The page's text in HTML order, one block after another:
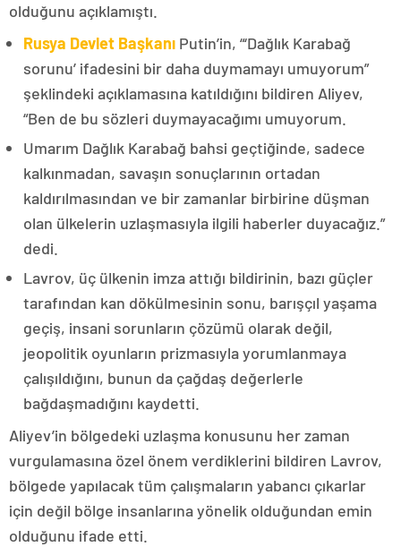
olduğunu açıklamıştı.
Rusya Devlet Başkanı Putin’in, “‘Dağlık Karabağ
sorunu’ ifadesini bir daha duymamayı umuyorum”
şeklindeki açıklamasına katıldığını bildiren Aliyev,
“Ben de bu sözleri duymayacağımı umuyorum.
Umarım Dağlık Karabağ bahsi geçtiğinde, sadece
kalkınmadan, savaşın sonuçlarının ortadan
kaldırılmasından ve bir zamanlar birbirine düşman
olan ülkelerin uzlaşmasıyla ilgili haberler duyacağız.”
dedi.
Lavrov, üç ülkenin imza attığı bildirinin, bazı güçler
tarafından kan dökülmesinin sonu, barışçıl yaşama
geçiş, insani sorunların çözümü olarak değil,
jeopolitik oyunların prizmasıyla yorumlanmaya
çalışıldığını, bunun da çağdaş değerlerle
bağdaşmadığını kaydetti.
Aliyev’in bölgedeki uzlaşma konusunu her zaman
vurgulamasına özel önem verdiklerini bildiren Lavrov,
bölgede yapılacak tüm çalışmaların yabancı çıkarlar
için değil bölge insanlarına yönelik olduğundan emin
olduğunu ifade etti.